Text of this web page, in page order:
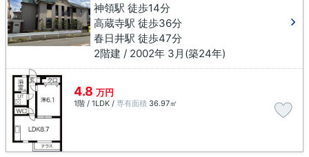
神領駅 徒歩14分
高蔵寺駅 徒歩36分
春日井駅 徒歩47分
2階建 / 2002年 3月(築24年)
4.8 万円
1階 / 1LDK / 専有面積 36.97㎡